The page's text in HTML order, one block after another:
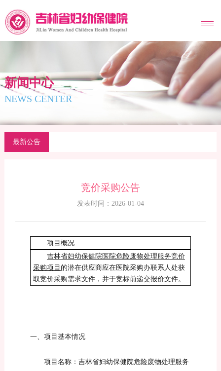
MENU
新闻中心
NEWS CENTER
最新公告
竞价采购公告
发表时间：2026-01-04
项目概况
吉林省妇幼保健院医院危险废物处理服务竞价
采购项目 的潜在供应商应在医院采购办联系人处获
取竞价采购需求文件，并于竞标前递交报价文件。
一、项 目基本情况
项目名称： 吉林省妇幼保健院危险废物处理服务